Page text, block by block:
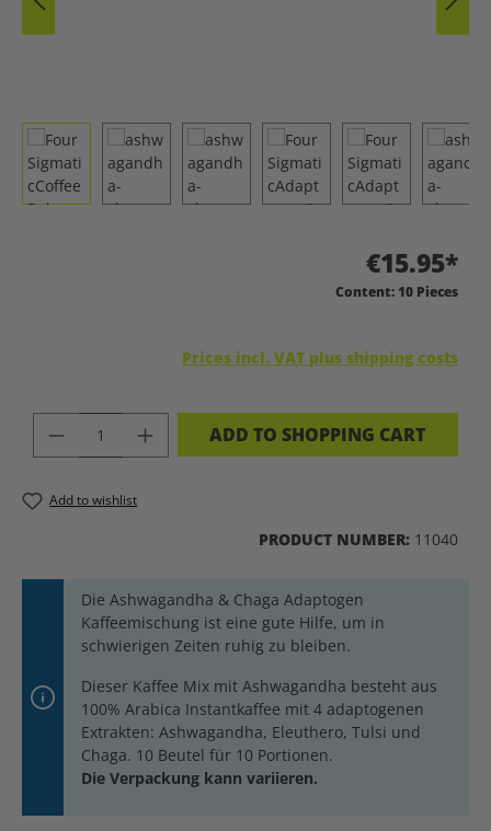
€15.95*
Content: 10 Pieces
Prices incl. VAT plus shipping costs
PRODUCT QUANTITY: ENTER THE
ADD TO SHOPPING CART
Add to wishlist
PRODUCT NUMBER: 11040
Die Ashwagandha & Chaga Adaptogen
Kaffeemischung ist eine gute Hilfe, um in
schwierigen Zeiten ruhig zu bleiben.
Dieser Kaffee Mix mit Ashwagandha besteht aus
100% Arabica Instantkaffee mit 4 adaptogenen
Extrakten: Ashwagandha, Eleuthero, Tulsi und
Chaga. 10 Beutel für 10 Portionen.
Die Verpackung kann variieren.